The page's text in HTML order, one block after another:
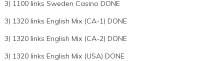
3) 1100 links Sweden Casino DONE
3) 1320 links English Mix (CA-1) DONE
3) 1320 links English Mix (CA-2) DONE
3) 1320 links English Mix (USA) DONE